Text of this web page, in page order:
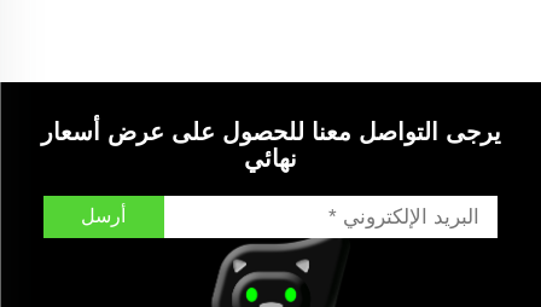
يرجى التواصل معنا للحصول على عرض أسعار
نهائي
أرسل